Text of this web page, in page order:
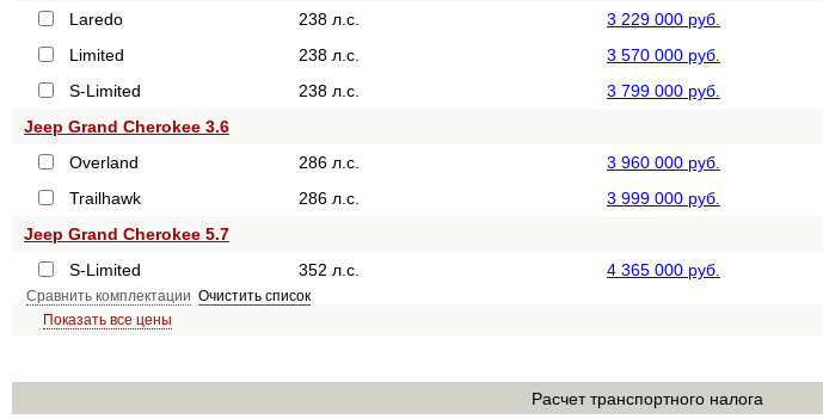
Laredo
238 л.с. 3 229 000 руб.
Limited
238 л.с. 3 570 000 руб.
S-Limited
238 л.с. 3 799 000 руб.
Jeep Grand Cherokee 3.6
Overland
286 л.с. 3 960 000 руб.
Trailhawk
286 л.с. 3 999 000 руб.
Jeep Grand Cherokee 5.7
S-Limited
352 л.с. 4 365 000 руб.
Сравнить комплектации Очистить список
Показать все цены
Расчет транспортного налога